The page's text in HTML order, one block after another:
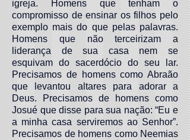
igreja. Homens que tenham o
compromisso de ensinar os filhos pelo
exemplo mais do que pelas palavras.
Homens que não terceirizam a
liderança de sua casa nem se
esquivam do sacerdócio do seu lar.
Precisamos de homens como Abraão
que levantou altares para adorar a
Deus. Precisamos de homens como
Josué que disse para sua nação: “Eu e
a minha casa serviremos ao Senhor”.
Precisamos de homens como Neemias